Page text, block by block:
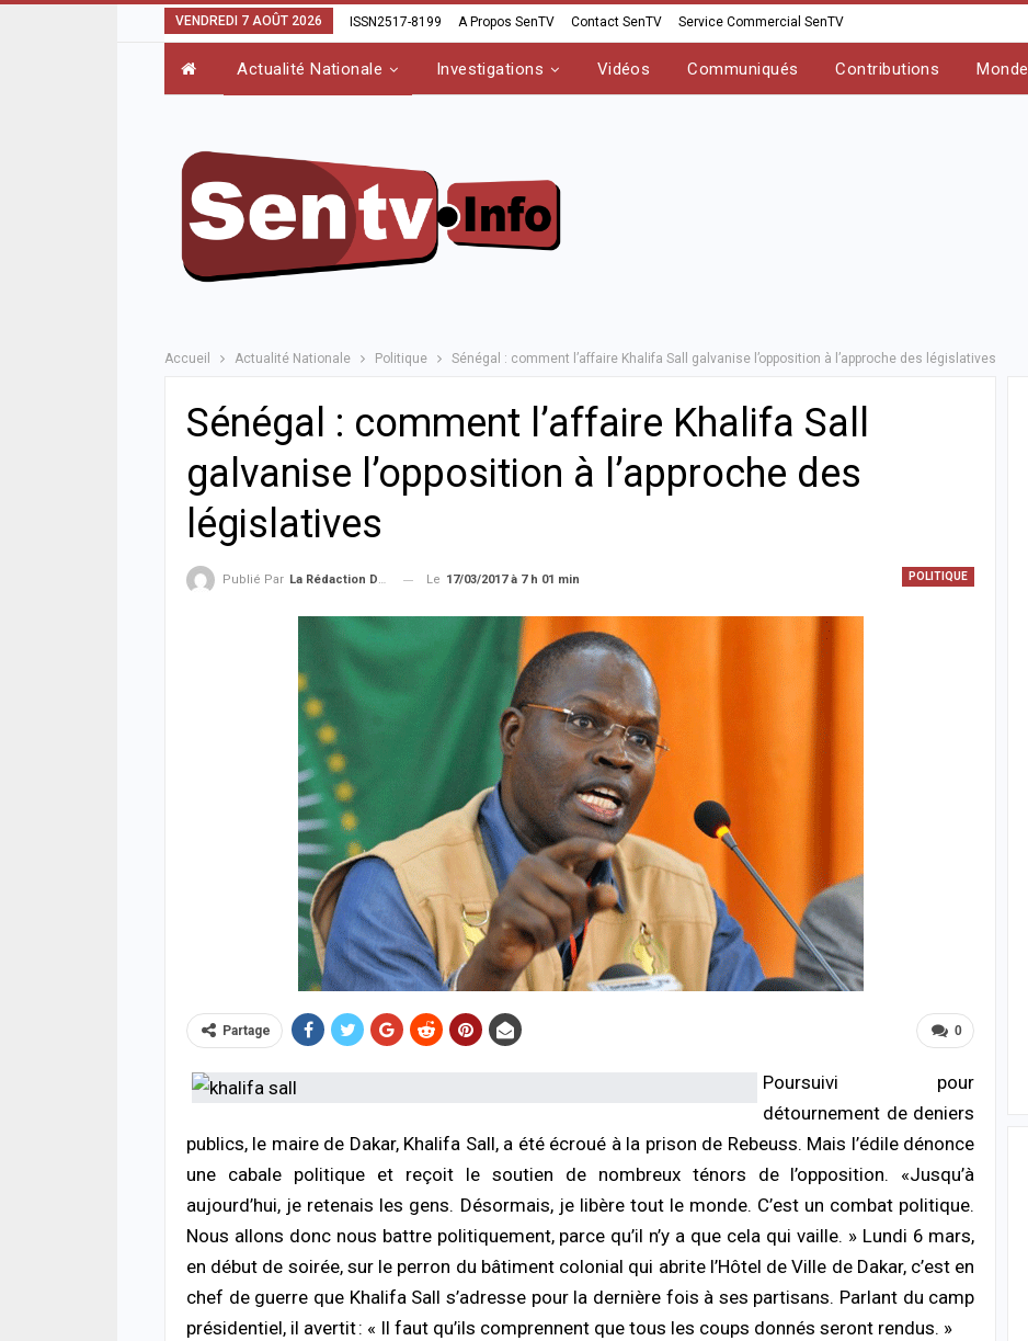
VENDREDI 7 AOÛT 2026 ISSN2517-8199 A Propos SenTV Contact SenTV Service Commercial SenTV
Actualité Nationale Investigations Vidéos Communiqués Contributions Monde
Accueil Actualité Nationale Politique Sénégal : comment l’affaire Khalifa Sall galvanise l’opposition à l’approche des législatives
Sénégal : comment l’affaire Khalifa Sall
galvanise l’opposition à l’approche des
législatives
POLITIQUE
Publié Par La Rédaction De La SenTV.info Le 17/03/2017 à 7 h 01 min
0
Partage
Poursuivi pour
détournement de deniers
publics, le maire de Dakar, Khalifa Sall, a été écroué à la prison de Rebeuss. Mais l’édile dénonce
une cabale politique et reçoit le soutien de nombreux ténors de l’opposition. «Jusqu’à
aujourd’hui, je retenais les gens. Désormais, je libère tout le monde. C’est un combat politique.
Nous allons donc nous battre politiquement, parce qu’il n’y a que cela qui vaille. » Lundi 6 mars,
en début de soirée, sur le perron du bâtiment colonial qui abrite l’Hôtel de Ville de Dakar, c’est en
chef de guerre que Khalifa Sall s’adresse pour la dernière fois à ses partisans. Parlant du camp
présidentiel, il avertit : « Il faut qu’ils comprennent que tous les coups donnés seront rendus. »
ACTUALITÉ À LA UNE
Respect de la dignité des détenus : le
ministère de la Justice réforme les
méthodes de fouille
05/08/2026 à 13:23
ACTUALITÉ À LA UNE
Assemblée nationale : une session
extraordinaire décisive s’ouvre avec six
commissions d’enquête parlementaires
07/08/2026 à 03:06